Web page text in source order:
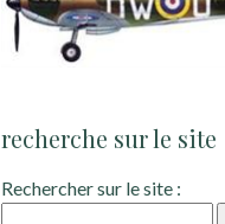
recherche sur le site
Rechercher sur le site :